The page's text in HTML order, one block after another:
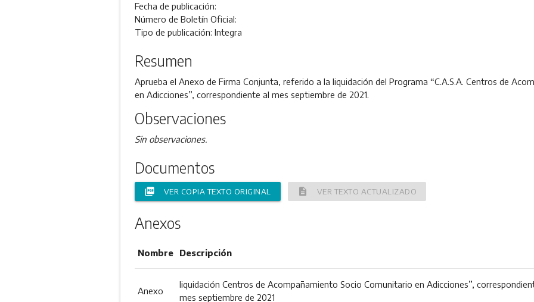
Fecha de publicación:
Número de Boletín Oficial:
Tipo de publicación: Integra
Resumen
Aprueba el Anexo de Firma Conjunta, referido a la liquidación del Programa “C.A.S.A. Centros de
en Adicciones”, correspondiente al mes septiembre de 2021.
Observaciones
Sin observaciones.
Documentos
picture_as_pdf VER COPIA TEXTO ORIGINAL description VER TEXTO ACTUALIZADO
Anexos
Nombre Descripción
Anexo
liquidación Centros de Acompañamiento Socio Comunitario en Adicciones”,
mes septiembre de 2021